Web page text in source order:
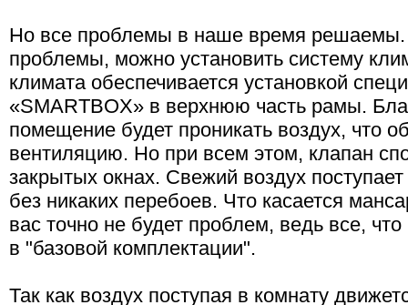
Но все проблемы в наше время решаемы.
проблемы, можно установить систему
климата обеспечивается установкой
«SMARTBOX» в верхнюю часть рамы.
помещение будет проникать воздух, что
вентиляцию. Но при всем этом, клапан
закрытых окнах. Свежий воздух
без никаких перебоев. Что касается
вас точно не будет проблем, ведь все,
в "базовой комплектации".
Так как воздух поступая в комнату